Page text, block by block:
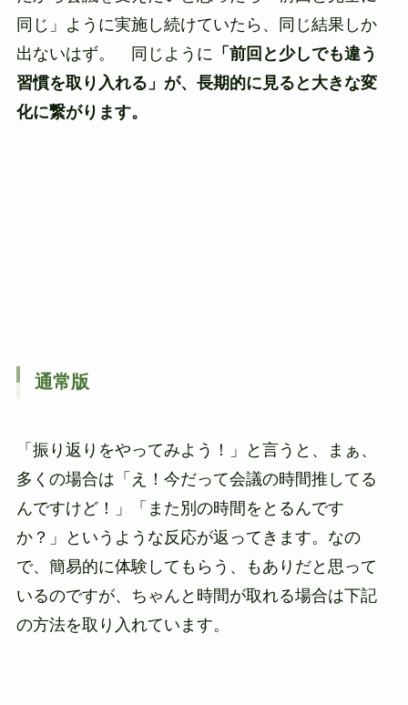
同じ」ように実施し続けていたら、同じ結果しか
出ないはず。 同じように 「前回と少しでも違う
習慣を取り入れる」が、長期的に見ると大きな変
化に繋がります。
通常版
「振り返りをやってみよう！」と言うと、まぁ、
多くの場合は「え！今だって会議の時間推してる
んですけど！」「また別の時間をとるんです
か？」というような反応が返ってきます。なの
で、簡易的に体験してもらう、もありだと思って
いるのですが、ちゃんと時間が取れる場合は下記
の方法を取り入れています。